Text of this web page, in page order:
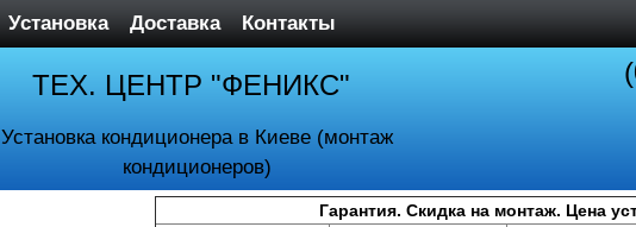
Установка Доставка Контакты
ТЕХ. ЦЕНТР "ФЕНИКС"
Установка кондиционера в Киеве (монтаж
кондиционеров)
Гарантия. Скидка на монтаж. Цена